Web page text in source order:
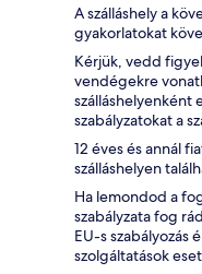
A szálláshely a
gyakorlatokat
Kérjük, vedd
vendégekre
szabályzatokat a
12 éves és annál
szálláshelyen
Ha lemondod a
szabályzata fog
EU-s szabályozás
szolgáltatások